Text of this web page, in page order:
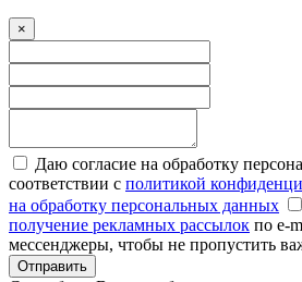
×
Даю согласие на обработку
соответствии с политикой
на обработку персональных данных
получение рекламных рассылок по e-
мессенджеры, чтобы не пропустить
Отправить